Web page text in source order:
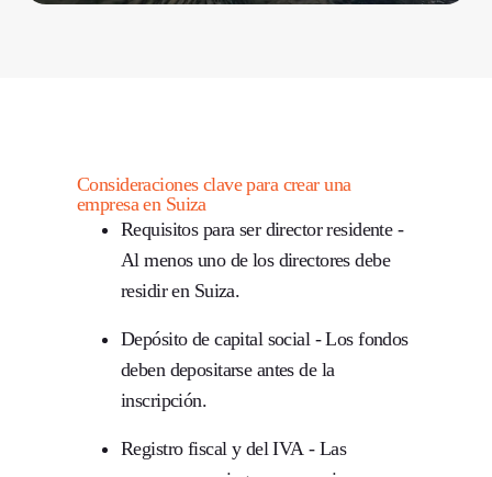
Consideraciones clave para crear una
empresa en Suiza
Requisitos para ser director residente-
Al menos uno de los directores debe
residir en Suiza.
Depósito de capital social - Los fondos
deben depositarse antes de la
inscripción.
Registro fiscal y del IVA - Las